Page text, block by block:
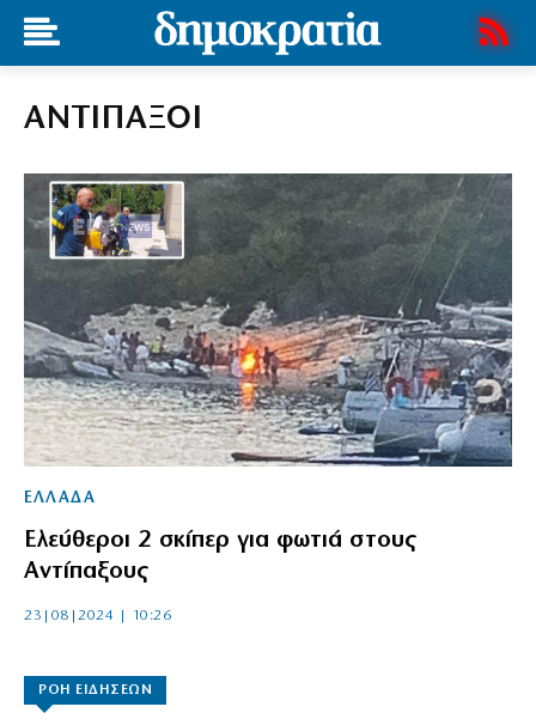
ΑΝΤΙΠΑΞΟΙ
ΕΛΛΑΔΑ
Ελεύθεροι 2 σκίπερ για φωτιά στους
Αντίπαξους
23|08|2024 | 10:26
ΡΟΗ ΕΙΔΗΣΕΩΝ